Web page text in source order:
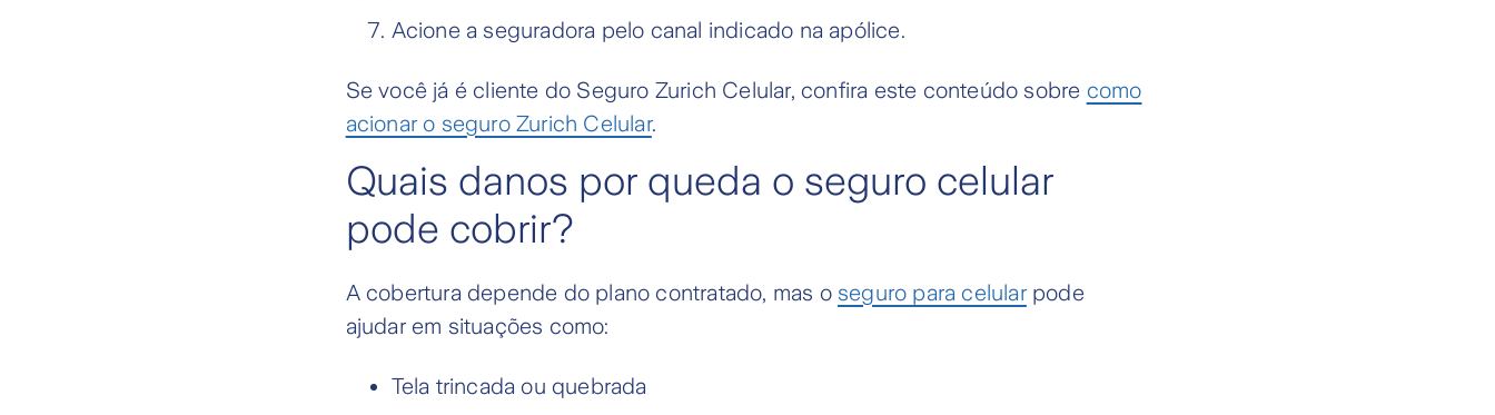
Acione a seguradora pelo canal indicado na apólice.
Se você já é cliente do Seguro Zurich Celular, confira este conteúdo sobre como
acionar o seguro Zurich Celular.
Quais danos por queda o seguro celular
pode cobrir?
A cobertura depende do plano contratado, mas o seguro para celularpode
ajudar em situações como:
Tela trincada ou quebrada